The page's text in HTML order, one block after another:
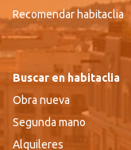
Recomendar habitaclia
Buscar en habitaclia
Obra nueva
Segunda mano
Alquileres